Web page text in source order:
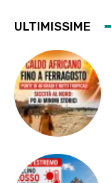
ULTIMISSIME